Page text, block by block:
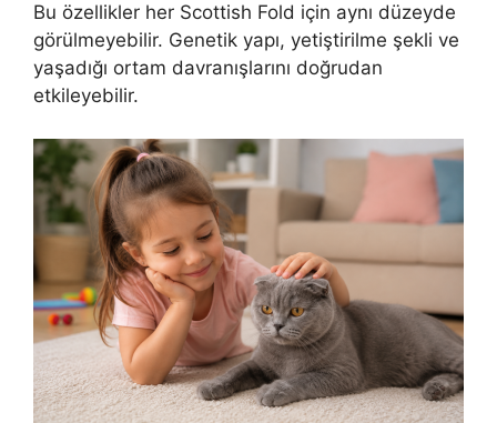
Bu özellikler her Scottish Fold için aynı düzeyde
görülmeyebilir. Genetik yapı, yetiştirilme şekli ve
yaşadığı ortam davranışlarını doğrudan
etkileyebilir.